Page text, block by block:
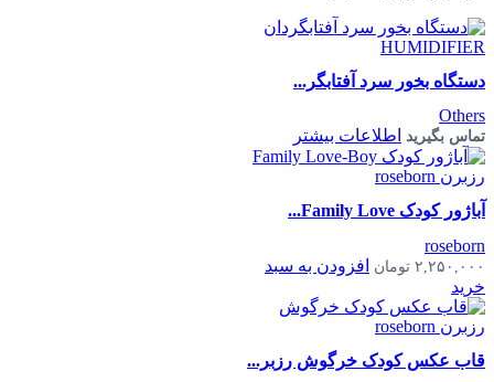
دستگاه بخور سرد آفتابگر...
Others
تماس بگیرید اطلاعات بیشتر
آباژور کودک Family Love...
roseborn
۲,۲۵۰,۰۰۰ تومان
افزودن به سبد
خرید
قاب عکس کودک خرگوش رزبر...